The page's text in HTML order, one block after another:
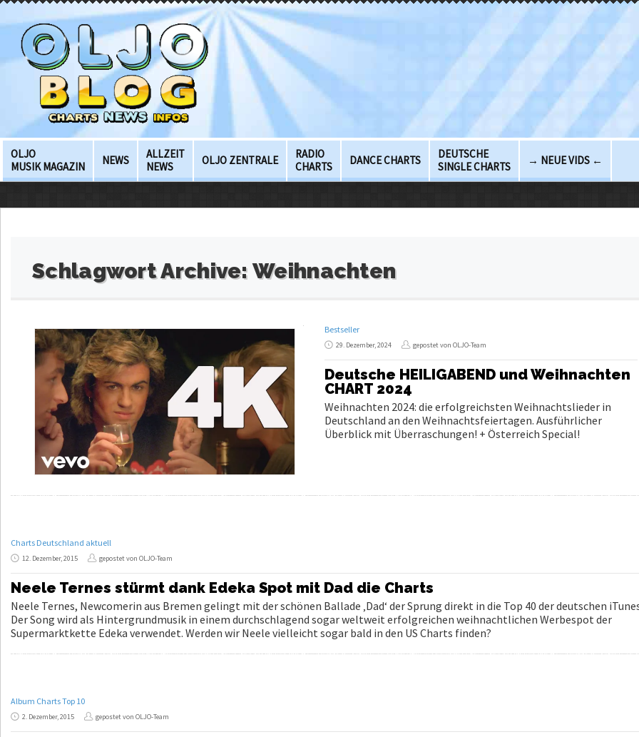
OLJO
MUSIK MAGAZIN
NEWS
ALLZEIT
NEWS
OLJO ZENTRALE
RADIO
CHARTS
DANCE CHARTS
DEUTSCHE
SINGLE CHARTS
→ NEUE VIDS ←
Schlagwort Archive:Weihnachten
Bestseller
29. Dezember, 2024 gepostet von OLJO-Team
Deutsche HEILIGABEND und Weihnachten
CHART 2024
Weihnachten 2024: die erfolgreichsten Weihnachtslieder in
Deutschland an den Weihnachtsfeiertagen. Ausführlicher
Überblick mit Überraschungen! + Österreich Special!
Charts Deutschland aktuell
12. Dezember, 2015 gepostet von OLJO-Team
Neele Ternes stürmt dank Edeka Spot mit Dad die Charts
Neele Ternes, Newcomerin aus Bremen gelingt mit der schönen Ballade ‚Dad‘ der Sprung direkt in die Top 40 der deutschen
Der Song wird als Hintergrundmusik in einem durchschlagend sogar weltweit erfolgreichen weihnachtlichen Werbespot der
Supermarktkette Edeka verwendet. Werden wir Neele vielleicht sogar bald in den US Charts finden?
Album Charts Top 10
2. Dezember, 2015 gepostet von OLJO-Team